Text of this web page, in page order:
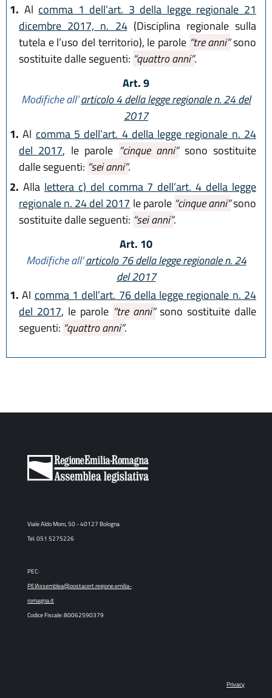
1. Al comma 1 dell’art. 3 della legge regionale 21
dicembre 2017, n. 24(Disciplina regionale sulla
tutela e l’uso del territorio), le parole “tre anni”sono
sostituite dalle seguenti: “quattro anni”.
Art. 9
Modifiche all’articolo 4 della legge regionale n. 24 del
2017
1. Al comma 5 dell’art. 4 della legge regionale n. 24
del 2017, le parole “cinque anni”sono sostituite
dalle seguenti: “sei anni”.
2. Alla lettera c) del comma 7 dell’art. 4 della legge
regionale n. 24 del 2017 le parole “cinque anni”sono
sostituite dalle seguenti: “sei anni”.
Art. 10
Modifiche all’articolo 76 della legge regionale n. 24
del 2017
1. Al comma 1 dell’art. 76 della legge regionale n. 24
del 2017, le parole “tre anni”sono sostituite dalle
seguenti: “quattro anni”.
Viale Aldo Moro, 50 - 40127 Bologna
Tel. 051 5275226
PEC:
PEIAssemblea@postacert.regione.emilia-
romagna.it
Codice Fiscale: 80062590379
Privacy